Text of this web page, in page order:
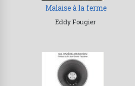
Malaise à la ferme
Eddy Fougier